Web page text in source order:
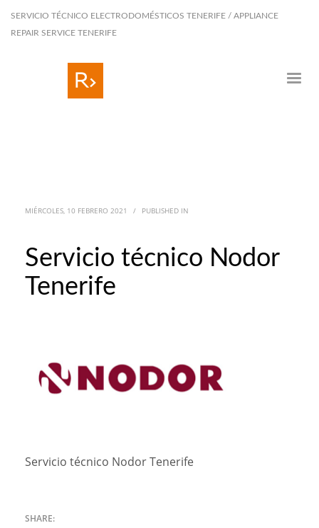
SERVICIO TÉCNICO ELECTRODOMÉSTICOS TENERIFE / APPLIANCE
REPAIR SERVICE TENERIFE
MIÉRCOLES, 10 FEBRERO 2021 / PUBLISHED IN
Servicio técnico Nodor
Tenerife
Servicio técnico Nodor Tenerife